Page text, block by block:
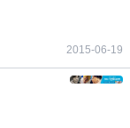
2015-06-19